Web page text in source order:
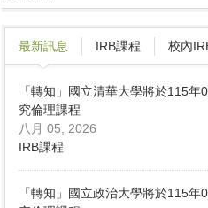
最新訊息 IRB課程 校內
「轉知」國立清華大學將於115
究倫理課程
八月 05, 2026
IRB課程
「轉知」國立政治大學將於115